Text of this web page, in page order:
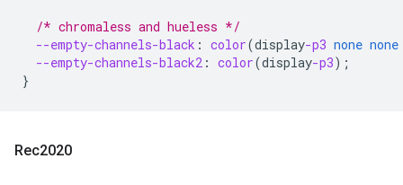
/* chromaless and hueless */
--empty-channels-black : color(display-p3 none none
--empty-channels-black2 : color(display-p3);
}
Rec2020